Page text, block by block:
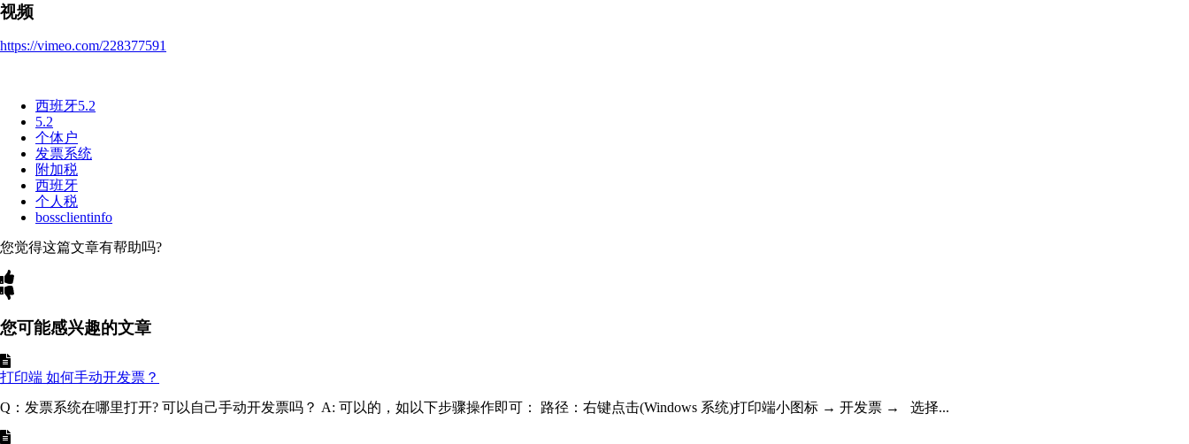
视频
https://vimeo.com/228377591
西班牙5.2
5.2
个体户
发票系统
附加税
西班牙
个人税
bossclientinfo
您觉得这篇文章有帮助吗?
您可能感兴趣的文章
打印端 如何手动开发票？
Q：发票系统在哪里打开? 可以自己手动开发票吗？ A: 可以的，如以下步骤操作即可： 路径：右键点击(Windows 系统)打印端小图标 → 开发票 → 选择...